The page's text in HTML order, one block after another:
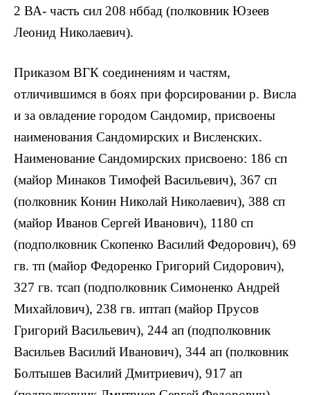
2 ВА- часть сил 208 нббад (полковник Юзеев
Леонид Николаевич).
Приказом ВГК соединениям и частям,
отличившимся в боях при форсировании р. Висла
и за овладение городом Сандомир, присвоены
наименования Сандомирских и Висленских.
Наименование Сандомирских присвоено: 186 сп
(майор Минаков Тимофей Васильевич), 367 сп
(полковник Конин Николай Николаевич), 388 сп
(майор Иванов Сергей Иванович), 1180 сп
(подполковник Скопенко Василий Федорович), 69
гв. тп (майор Федоренко Григорий Сидорович),
327 гв. тсап (подполковник Симоненко Андрей
Михайлович), 238 гв. иптап (майор Прусов
Григорий Васильевич), 244 ап (подполковник
Васильев Василий Иванович), 344 ап (полковник
Болтышев Василий Дмитриевич), 917 ап